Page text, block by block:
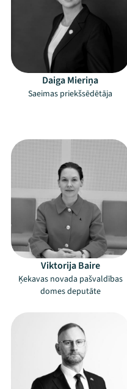
Daiga Mieriņa
Saeimas priekšsēdētāja
Viktorija Baire
Ķekavas novada pašvaldības
domes deputāte